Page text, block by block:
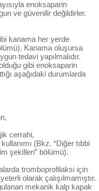
enoksaparin
ve güvenilir değildirler.
kanama her yerde
Kanama oluşursa
tedavi yapılmalıdır.
gibi enoksaparin
aşağıdaki durumlarda
cerrahi,
(Bkz. “Diğer tıbbi
şekilleri” bölümü).
tromboprofilaksi için
olarak çalışılmamıştır.
mekanik kalp kapak